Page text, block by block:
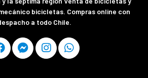
bicicletas. Compras online con
a todo Chile.